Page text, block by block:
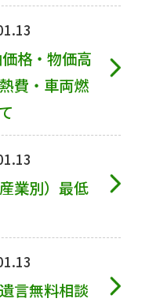
格・物価高
費・車両燃
業別）最低
言無料相談